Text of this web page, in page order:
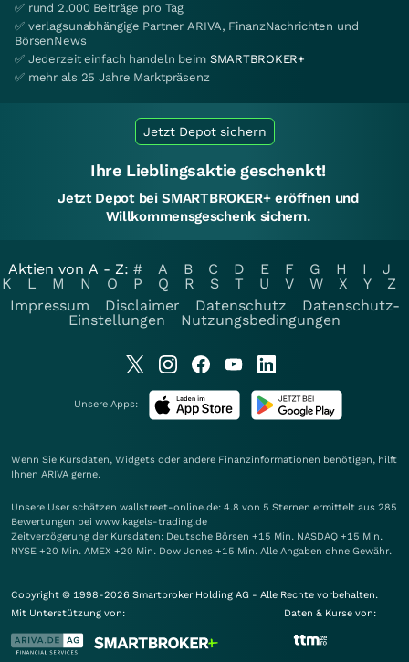
✅ rund 2.000 Beiträge pro Tag
✅ verlagsunabhängige Partner ARIVA, FinanzNachrichten und
BörsenNews
✅ Jederzeit einfach handeln beim SMARTBROKER+
✅ mehr als 25 Jahre Marktpräsenz
Jetzt Depot sichern
Ihre Lieblingsaktie geschenkt!
Jetzt Depot bei SMARTBROKER+ eröffnen und
Willkommensgeschenk sichern.
Aktien von A - Z: # A B C D E F G H I
J
K
L M N O P Q R S T U V W X Y
Z
Impressum
Disclaimer Datenschutz
Datenschutz-
Einstellungen
Nutzungsbedingungen
Unsere Apps:
Wenn Sie Kursdaten, Widgets oder andere Finanzinformationen benötigen, hilft
Ihnen ARIVA gerne.
Unsere User schätzen wallstreet-online.de: 4.8 von 5 Sternen ermittelt aus 285
Bewertungen bei www.kagels-trading.de
Zeitverzögerung der Kursdaten: Deutsche Börsen +15 Min. NASDAQ +15 Min.
NYSE +20 Min. AMEX +20 Min. Dow Jones +15 Min. Alle Angaben ohne Gewähr.
Copyright © 1998-2026 Smartbroker Holding AG - Alle Rechte vorbehalten.
Mit Unterstützung von:
Daten & Kurse von: